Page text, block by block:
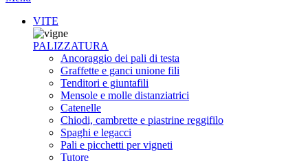
VITE
PALIZZATURA
Ancoraggio dei pali di testa
Graffette e ganci unione fili
Tenditori e giuntafili
Mensole e molle distanziatrici
Catenelle
Chiodi, cambrette e piastrine reggifilo
Spaghi e legacci
Pali e picchetti per vigneti
Tutore